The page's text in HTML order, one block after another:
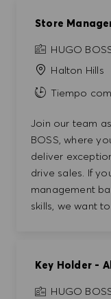
Store
HUGO
Halton Hills
Tiempo
Join our team
BOSS, where
deliver
drive sales. If
management
skills, we want
Key Holder -
HUGO